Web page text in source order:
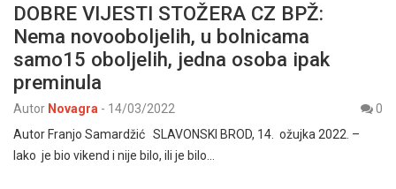
DOBRE VIJESTI STOŽERA CZ BPŽ:
Nema novooboljelih, u bolnicama
samo15 oboljelih, jedna osoba ipak
preminula
Autor Novagra - 14/03/2022
0
Autor Franjo Samardžić SLAVONSKI BROD, 14. ožujka 2022. –
Iako je bio vikend i nije bilo, ili je bilo…